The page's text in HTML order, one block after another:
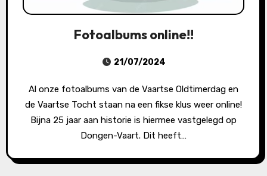
Fotoalbums online!!
21/07/2024
Al onze fotoalbums van de Vaartse Oldtimerdag en
de Vaartse Tocht staan na een fikse klus weer online!
Bijna 25 jaar aan historie is hiermee vastgelegd op
Dongen-Vaart. Dit heeft…